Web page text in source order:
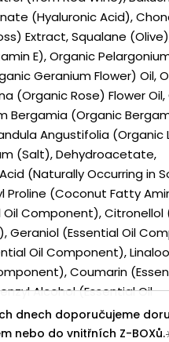
dnech doporučujeme
nebo do vnitřních Z-
(Hyaluronic Acid),
Extract, Squalane
E), Organic
Geranium Flower) Oil,
(Organic Rose) Flower
Bergamia (Organic
Angustifolia (Organic
(Salt), Dehydroacetate,
(Naturally Occurring in
Proline (Coconut Fatty
Oil Component), Citronellol
Geraniol (Essential Oil
Oil Component),
Coumarin
Alcohol (Essential Oil